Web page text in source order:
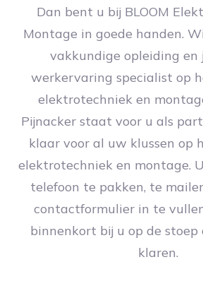
Dan bent u bij BLOOM
Montage in goede handen.
vakkundige opleiding en
werkervaring specialist op
elektrotechniek en
Pijnacker staat voor u als
klaar voor al uw klussen op
elektrotechniek en montage.
telefoon te pakken, te
contactformulier in te
binnenkort bij u op de
klaren.